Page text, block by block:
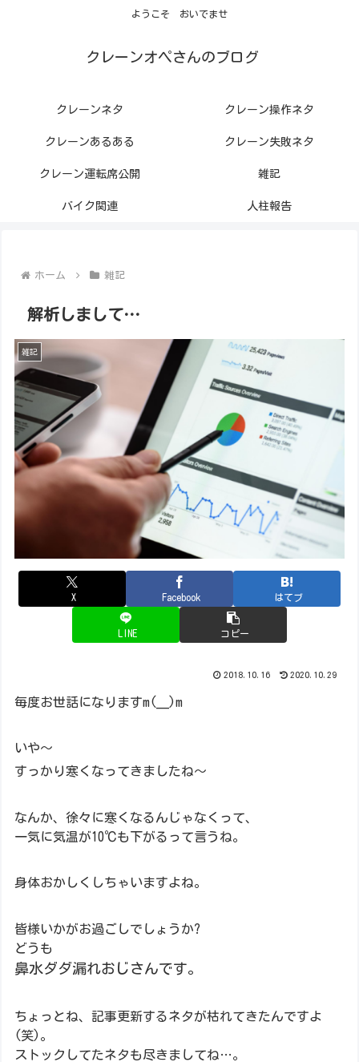
ようこそ おいでませ
クレーンオペさんのブログ
クレーンネタ クレーン操作ネタ
クレーンあるある クレーン失敗ネタ
クレーン運転席公開 雑記
バイク関連 人柱報告
ホーム 雑記
解析しまして…
雑記
X Facebook はてブ
LINE コピー
2018.10.16 2020.10.29
毎度お世話になりますm(__)m
いや～
すっかり寒くなってきましたね～
なんか、徐々に寒くなるんじゃなくって、
一気に気温が10℃も下がるって言うね。
身体おかしくしちゃいますよね。
皆様いかがお過ごしでしょうか?
どうも
鼻水ダダ漏れおじさんです。
ちょっとね、記事更新するネタが枯れてきたんですよ
(笑)。
ストックしてたネタも尽きましてね…。